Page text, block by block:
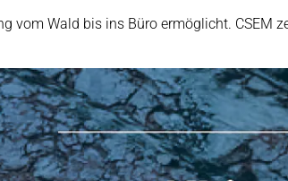
vom Wald bis ins Büro ermöglicht. CSEM